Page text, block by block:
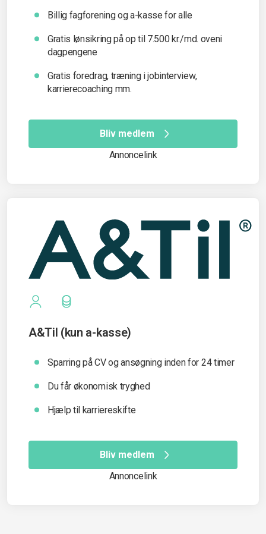
Billig fagforening og a-kasse for alle
Gratis lønsikring på op til 7.500 kr./md. oveni
dagpengene
Gratis foredrag, træning i jobinterview,
karrierecoaching mm.
Bliv medlem
Annoncelink
A&Til (kun a-kasse)
Sparring på CV og ansøgning inden for 24 timer
Du får økonomisk tryghed
Hjælp til karriereskifte
Bliv medlem
Annoncelink